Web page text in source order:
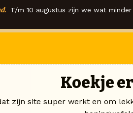
T/m 10 augustus zijn we wat
Koekje
zijn site super werkt en om